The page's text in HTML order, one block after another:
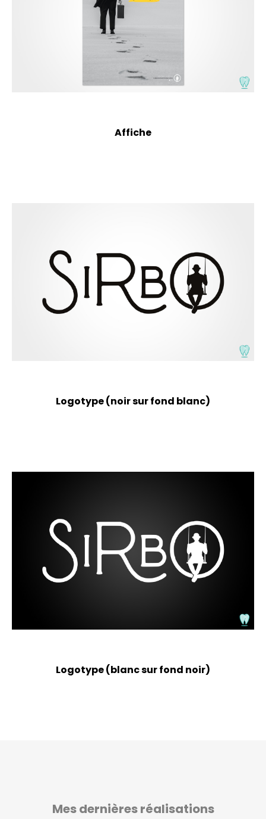
Affiche
Logotype (noir sur fond blanc)
Logotype (blanc sur fond noir)
Mes dernières réalisations